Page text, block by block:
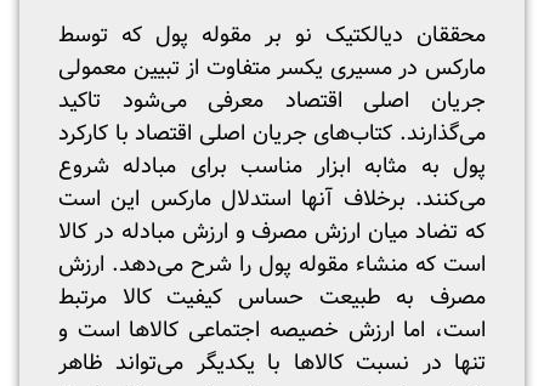
محققان دیالکتیک نو بر مقوله پول که توسط
مارکس در مسیری یکسر متفاوت از تبیین معمولی
جریان اصلی اقتصاد معرفی می‌شود تاکید
می‌گذارند. کتاب‌های جریان اصلی اقتصاد با کارکرد
پول به مثابه ابزار مناسب برای مبادله شروع
می‌کنند. برخلاف آنها استدلال مارکس این است
که تضاد میان ارزش مصرف و ارزش مبادله در کالا
است که منشاء مقوله پول را شرح می‌دهد. ارزش
مصرف به طبیعت حساس کیفیت کالا مرتبط
است، اما ارزش خصیصه اجتماعی کالاها است و
تنها در نسبت کالاها با یکدیگر می‌تواند ظاهر